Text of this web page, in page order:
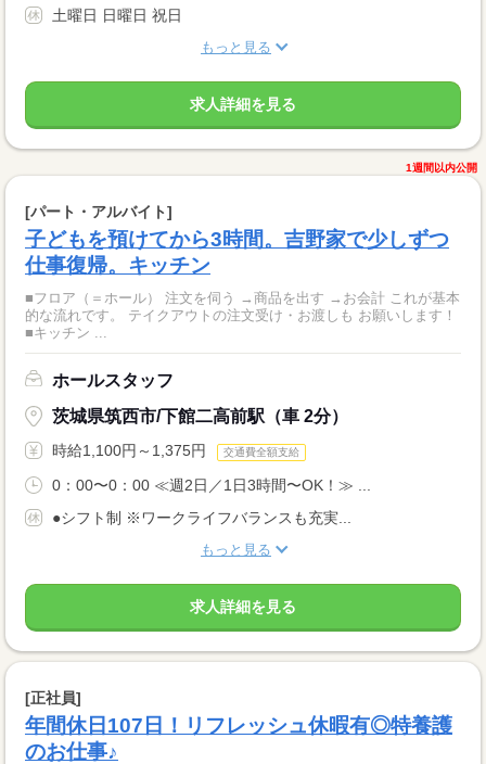
土曜日 日曜日 祝日
もっと見る
求人詳細を見る
1週間以内公開
[パート・アルバイト]
子どもを預けてから3時間。吉野家で少しずつ
仕事復帰。キッチン
■フロア（＝ホール） 注文を伺う →商品を出す →お会計 これが基本
的な流れです。 テイクアウトの注文受け・お渡しも お願いします！
■キッチン ...
ホールスタッフ
茨城県筑西市/下館二高前駅（車 2分）
時給1,100円～1,375円 交通費全額支給
0：00〜0：00 ≪週2日／1日3時間〜OK！≫ ...
●シフト制 ※ワークライフバランスも充実...
もっと見る
求人詳細を見る
[正社員]
年間休日107日！リフレッシュ休暇有◎特養護
のお仕事♪